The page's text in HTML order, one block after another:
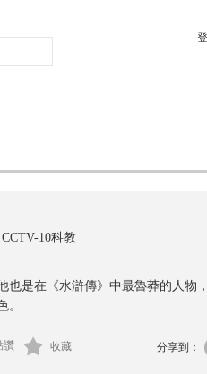
CCTV-10科教
是在《水滸傳》中最魯莽的人物
。
分享到：
讚 收藏